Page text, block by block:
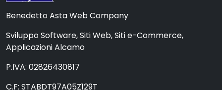
Benedetto Asta Web Company
Sviluppo Software, Siti Web, Siti e-Commerce,
Applicazioni Alcamo
P.IVA: 02826430817
C.F: STABDT97A05Z129T